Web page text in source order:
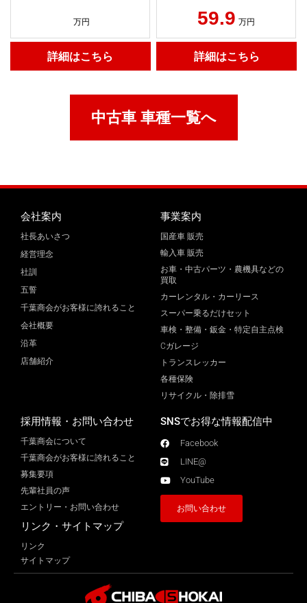
万円
詳細はこちら
59.9 万円
詳細はこちら
中古車 車種一覧へ
会社案内
社長あいさつ
経営理念
社訓
五誓
千葉商会がお客様に誇れること
会社概要
沿革
店舗紹介
事業案内
国産車 販売
輸入車 販売
お車・中古パーツ・農機具などの
買取
カーレンタル・カーリース
スーパー乗るだけセット
車検・整備・鈑金・特定自主点検
Cガレージ
トランスレッカー
各種保険
リサイクル・除排雪
採用情報・お問い合わせ
千葉商会について
千葉商会がお客様に誇れること​
募集要項
先輩社員の声
エントリー・お問い合わせ
リンク・サイトマップ
リンク
サイトマップ
SNSでお得な情報配信中
Facebook
LINE@
YouTube
お問い合わせ